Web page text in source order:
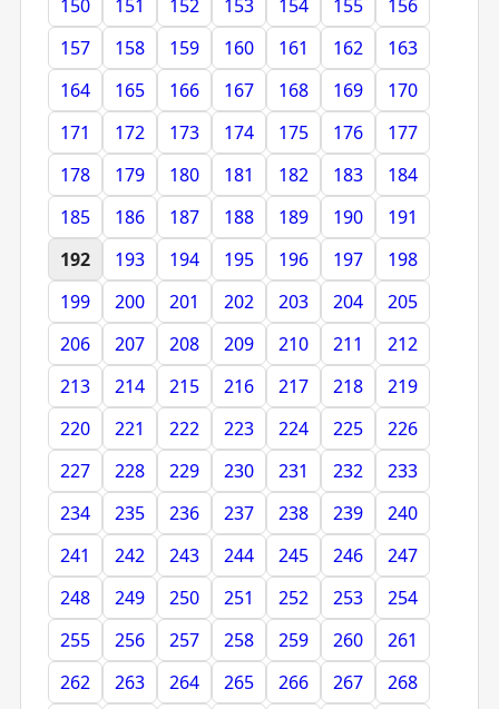
150
151 152 153 154 155
156
157
158 159 160 161 162
163
164
165 166 167 168 169
170
171
172 173 174 175 176
177
178
179 180 181 182 183
184
185
186 187 188 189 190
191
192
193 194 195 196 197
198
199
200 201 202 203 204
205
206
207 208 209 210 211
212
213
214 215 216 217 218
219
220
221 222 223 224 225
226
227
228 229 230 231 232
233
234
235 236 237 238 239
240
241
242 243 244 245 246
247
248
249 250 251 252 253
254
255
256 257 258 259 260
261
262
263 264 265 266 267 268